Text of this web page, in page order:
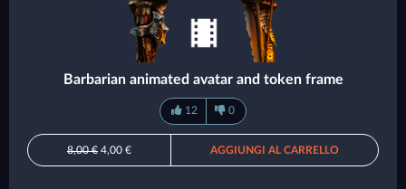
Barbarian animated avatar and token frame
12 0
8,00 € 4,00 € AGGIUNGI AL CARRELLO